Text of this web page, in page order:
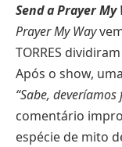
Send a Prayer My
Prayer My Way
TORRES
Após o show,
“Sabe,
comentário
espécie de mito